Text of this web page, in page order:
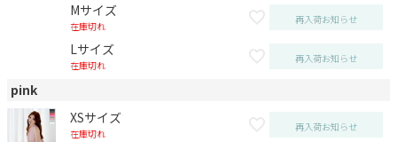
Mサイズ
在庫切れ
再入荷お知らせ
Lサイズ
在庫切れ
再入荷お知らせ
pink
XSサイズ
在庫切れ
再入荷お知らせ